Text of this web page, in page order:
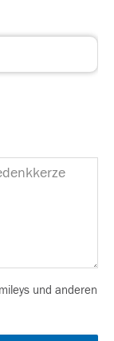
und anderen